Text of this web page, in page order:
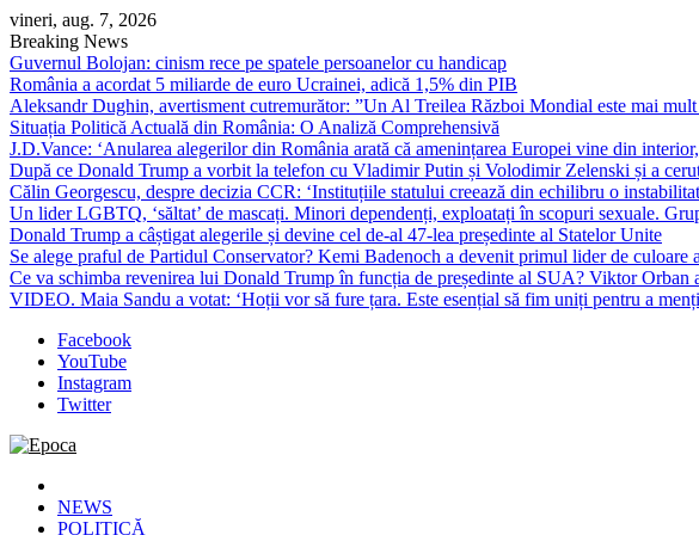
Skip
to
content
vineri, aug. 7, 2026
Breaking News
Guvernul Bolojan: cinism rece pe spatele persoanelor cu handicap
România a acordat 5 miliarde de euro Ucrainei, adică 1,5% din PIB
Aleksandr Dughin, avertisment cutremurător: ”Un Al Treilea Război Mondial este mai
Situația Politică Actuală din România: O Analiză Comprehensivă
J.D.Vance: ‘Anularea alegerilor din România arată că amenințarea Europei vine din
După ce Donald Trump a vorbit la telefon cu Vladimir Putin și Volodimir Zelenski și a
Călin Georgescu, despre decizia CCR: ‘Instituțiile statului creează din echilibru o
Un lider LGBTQ, ‘săltat’ de mascați. Minori dependenți, exploatați în scopuri sexuale.
Donald Trump a câștigat alegerile și devine cel de-al 47-lea președinte al Statelor Unite
Se alege praful de Partidul Conservator? Kemi Badenoch a devenit primul lider de
Ce va schimba revenirea lui Donald Trump în funcția de președinte al SUA? Viktor Orban
VIDEO. Maia Sandu a votat: ‘Hoții vor să fure țara. Este esențial să fim uniți pentru a
Facebook
YouTube
Instagram
Twitter
Epoca
Cele mai noi știri online din România
NEWS
POLITICĂ